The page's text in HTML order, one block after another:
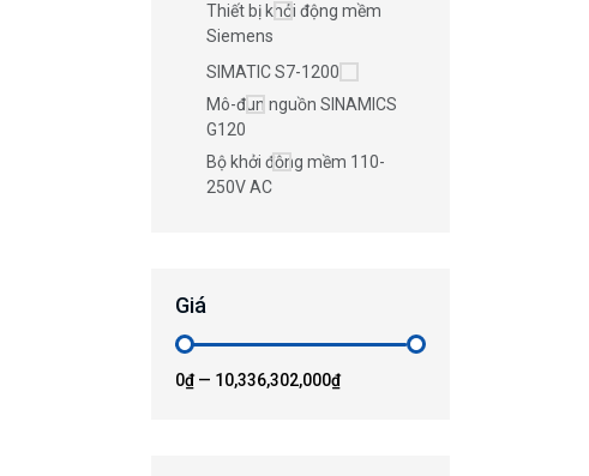
Thiết bị khởi động mềm
Siemens
SIMATIC S7-1200
Mô-đun nguồn SINAMICS
G120
Bộ khởi động mềm 110-
250V AC
Giá
0₫— 10,336,302,000₫